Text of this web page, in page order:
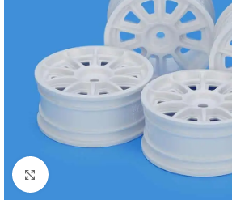
Click to enlarge